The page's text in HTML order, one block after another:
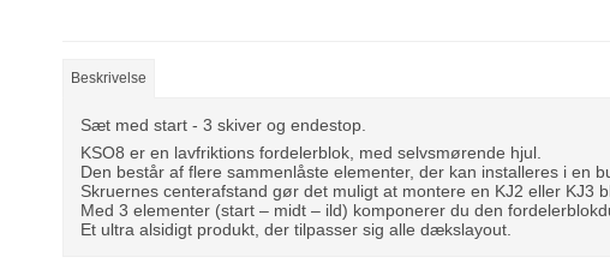
Beskrivelse
Sæt med start - 3 skiver og endestop.
KSO8 er en lavfriktions fordelerblok, med selvsmørende hjul.
Den består af flere sammenlåste elementer, der kan installeres i en
Skruernes centerafstand gør det muligt at montere en KJ2 eller KJ3
Med 3 elementer (start – midt – ild) komponerer du den
Et ultra alsidigt produkt, der tilpasser sig alle dækslayout.